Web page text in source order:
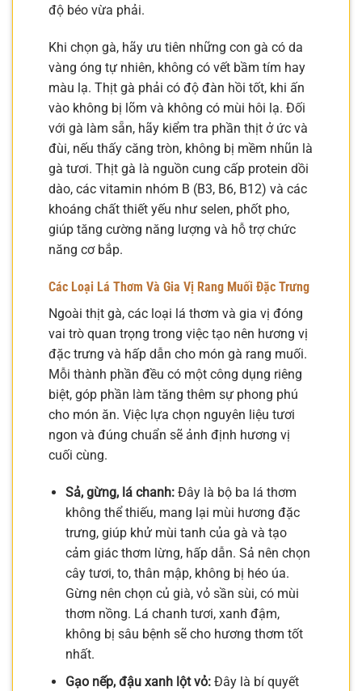
độ béo vừa phải.
Khi chọn gà, hãy ưu tiên những con gà có da
vàng óng tự nhiên, không có vết bầm tím hay
màu lạ. Thịt gà phải có độ đàn hồi tốt, khi ấn
vào không bị lõm và không có mùi hôi lạ. Đối
với gà làm sẵn, hãy kiểm tra phần thịt ở ức và
đùi, nếu thấy căng tròn, không bị mềm nhũn là
gà tươi. Thịt gà là nguồn cung cấp protein dồi
dào, các vitamin nhóm B (B3, B6, B12) và các
khoáng chất thiết yếu như selen, phốt pho,
giúp tăng cường năng lượng và hỗ trợ chức
năng cơ bắp.
Các Loại Lá Thơm Và Gia Vị Rang Muối Đặc Trưng
Ngoài thịt gà, các loại lá thơm và gia vị đóng
vai trò quan trọng trong việc tạo nên hương vị
đặc trưng và hấp dẫn cho món gà rang muối.
Mỗi thành phần đều có một công dụng riêng
biệt, góp phần làm tăng thêm sự phong phú
cho món ăn. Việc lựa chọn nguyên liệu tươi
ngon và đúng chuẩn sẽ ảnh định hương vị
cuối cùng.
Sả, gừng, lá chanh:Đây là bộ ba lá thơm
không thể thiếu, mang lại mùi hương đặc
trưng, giúp khử mùi tanh của gà và tạo
cảm giác thơm lừng, hấp dẫn. Sả nên chọn
cây tươi, to, thân mập, không bị héo úa.
Gừng nên chọn củ già, vỏ sần sùi, có mùi
thơm nồng. Lá chanh tươi, xanh đậm,
không bị sâu bệnh sẽ cho hương thơm tốt
nhất.
Gạo nếp, đậu xanh lột vỏ:Đây là bí quyết